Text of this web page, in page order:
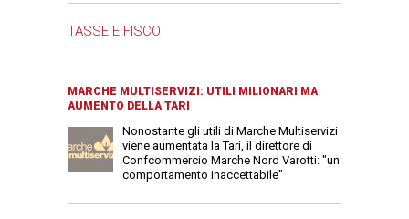
TASSE E FISCO
MARCHE MULTISERVIZI: UTILI MILIONARI MA
AUMENTO DELLA TARI
Nonostante gli utili di Marche Multiservizi
viene aumentata la Tari, il direttore di
Confcommercio Marche Nord Varotti: "un
comportamento inaccettabile"